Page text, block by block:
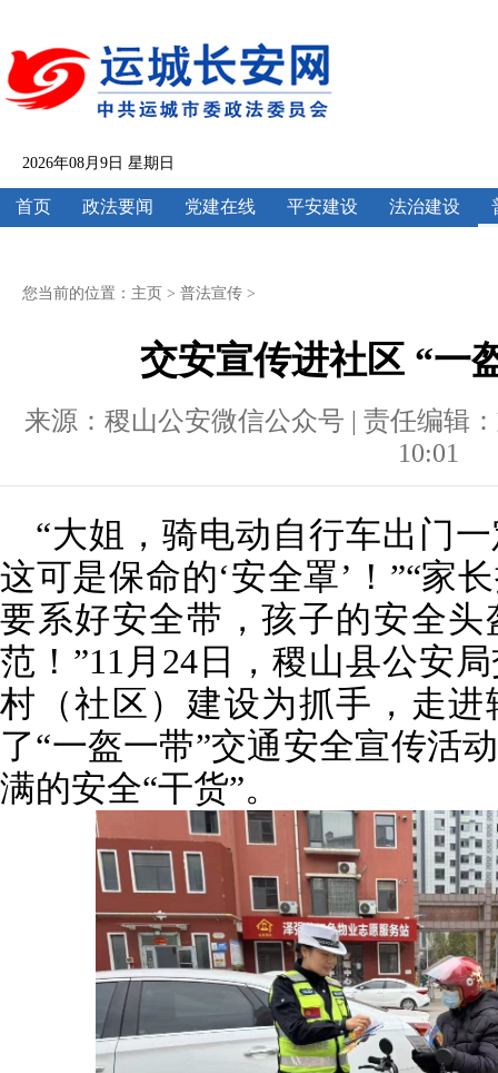
2026年08月9日 星期日
首页 政法要闻 党建在线 平安建设 法治建设
您当前的位置： 主页 > 普法宣传 >
交安宣传进社区 “一
来源：稷山公安微信公众号 | 责任编辑
10:01
“大姐，骑电动自行车出门
这可是保命的‘安全罩’！”“家
要系好安全带，孩子的安全
范！”11月24日，稷山县公安
村（社区）建设为抓手，走
了“一盔一带”交通安全宣传活
满的安全“干货”。